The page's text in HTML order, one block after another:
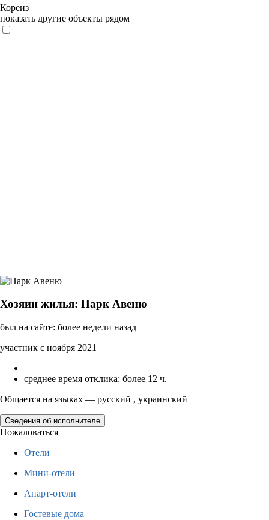
Кореиз
показать другие объекты рядом
Хозяин жилья: Парк Авеню
был на сайте: более недели назад
участник с ноября 2021
среднее время отклика: более 12 ч.
Общается на языках — русский , украинский
Сведения об исполнителе
Пожаловаться
Отели
Мини-отели
Апарт-отели
Гостевые дома